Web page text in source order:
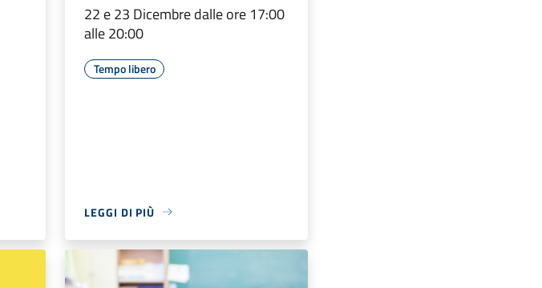
22 e 23 Dicembre dalle ore 17:00
alle 20:00
Tempo libero
LEGGI DI PIÙ